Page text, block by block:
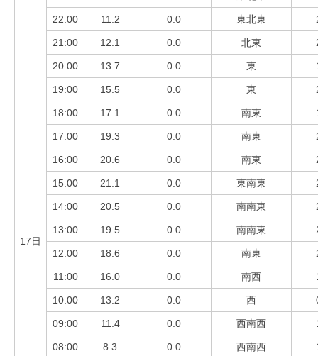
17日
22:00 11.2 0.0 東北東
21:00 12.1 0.0 北東
20:00 13.7 0.0 東
19:00 15.5 0.0 東
18:00 17.1 0.0 南東
17:00 19.3 0.0 南東
16:00 20.6 0.0 南東
15:00 21.1 0.0 東南東
14:00 20.5 0.0 南南東
13:00 19.5 0.0 南南東
12:00 18.6 0.0 南東
11:00 16.0 0.0 南西
10:00 13.2 0.0 西
09:00 11.4 0.0 西南西
08:00 8.3 0.0 西南西